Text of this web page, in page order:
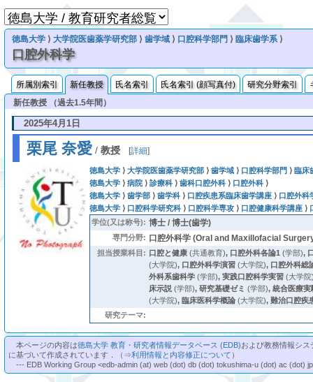
徳島大学 ⟩大学院医歯薬学研究部 ⟩歯学域 ⟩ 口腔科学部門 ⟩ 臨床歯学系⟩
口腔外科学
所属別索引 新任教授 氏名索引 氏名索引 (顔写真付) 研究分野索引
新任教授 （過去1.5年間）
2025年4月1日
栗尾 奈愛/ 教授 [詳細]
徳島大学⟩ 大学院医歯薬学研究部⟩ 歯学域⟩ 口腔科学部門 ⟩ 臨床
徳島大学⟩ 病院⟩ 診療科⟩ 歯科口腔外科⟩ 口腔外科⟩
徳島大学⟩ 歯学部⟩ 歯学科⟩ 口腔疾患系臨床歯学講座⟩ 口腔外科
徳島大学⟩ 口腔科学研究科⟩ 口腔科学専攻⟩ 口腔健康科学講座⟩
学位(又は称号): 博士 / 博士(歯学)
専門分野: 口腔外科学 (Oral and Maxillofacial
担当授業科目: 口腔と健康(共通教育), 口腔外科各論1 (学部),
(大学院), 口腔外科学演習(大学院), 口腔外科総
外科系歯科学(学部), 実践口腔科学実習(大学院
床示説 (学部), 研究基礎ゼミ (学部), 統合医療実
(大学院), 臨床医科学概論(大学院), 難治口腔疾
研究テーマ:
本ページの内容は徳島大学 教育・研究者情報データベース (EDB)および教務情報シ
に基づいて作成されています．（⇒利用情報と内容修正について ）
--- EDB Working Group <edb-admin (at) web (dot) db (dot) tokushima-u (dot) ac (dot)